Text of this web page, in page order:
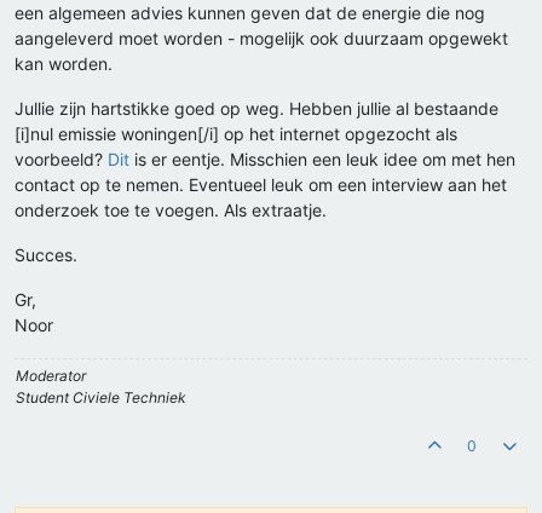
een algemeen advies kunnen geven dat de energie die nog
aangeleverd moet worden - mogelijk ook duurzaam opgewekt
kan worden.
Jullie zijn hartstikke goed op weg. Hebben jullie al bestaande
[i]nul emissie woningen[/i] op het internet opgezocht als
voorbeeld? Dit is er eentje. Misschien een leuk idee om met hen
contact op te nemen. Eventueel leuk om een interview aan het
onderzoek toe te voegen. Als extraatje.
Succes.
Gr,
Noor
Moderator
Student Civiele Techniek
0